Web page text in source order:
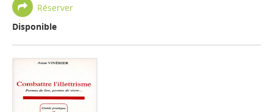
Réserver
Disponible